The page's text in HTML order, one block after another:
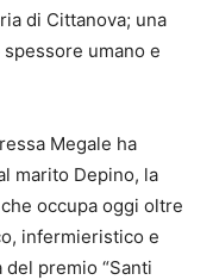
di Cittanova; una
umano e
Megale ha
marito Depino, la
occupa oggi oltre
infermieristico e
premio “Santi